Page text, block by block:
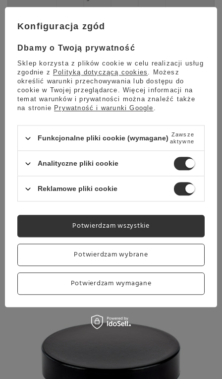
Sprawdź
Zakrętka słoika na kawę do młynka Comandante
Zapasowa zakrętka do słoików na kawą ręcznego młynka
tworzywa sztucznego i sprawdzi się jako część zamienna do
Twojego młynka Comandante.
Matriał: Tworzywo sztuczne
Przeznaczenie: Młynki Comandante C40
Kolor: Czarny
Konfiguracja zgód
Dbamy o Twoją prywatność
Sklep korzysta z plików cookie w celu realizacji usług
zgodnie z Polityką dotyczącą cookies . Możesz
określić warunki przechowywania lub dostępu do
cookie w Twojej przeglądarce. Więcej informacji na
temat warunków i prywatności można znaleźć także
na stronie Prywatność i warunki Google .
Funkcjonalne pliki cookie (wymagane) Zawsze
aktywne
Analityczne pliki cookie
Reklamowe pliki cookie
Potwierdzam wybrane
Potwierdzam wymagane
Potwierdzam wszystkie